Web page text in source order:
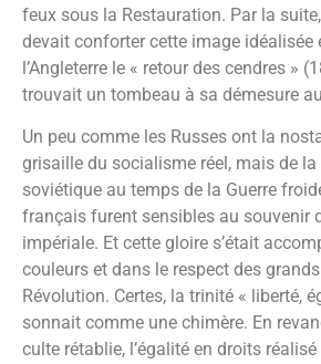
feux sous la Restauration. Par la
devait conforter cette image idéalisée
l’Angleterre le « retour des cendres »
trouvait un tombeau à sa démesure
Un peu comme les Russes ont la
grisaille du socialisme réel, mais de
soviétique au temps de la Guerre
français furent sensibles au souvenir
impériale. Et cette gloire s’était
couleurs et dans le respect des
Révolution. Certes, la trinité « liberté,
sonnait comme une chimère. En
culte rétablie, l’égalité en droits